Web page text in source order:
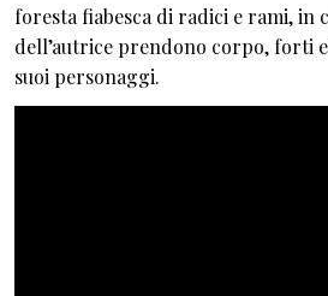
foresta fiabesca di radici e rami, in
dell’autrice prendono corpo, forti
suoi personaggi.